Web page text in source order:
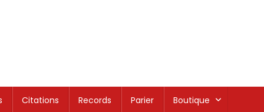
Citations Records Parier Boutique